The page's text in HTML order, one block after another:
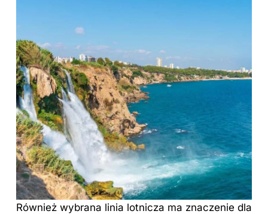
Również wybrana linia lotnicza ma znaczenie dla